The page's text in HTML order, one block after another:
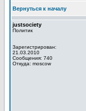
Вернуться к началу
justsociety
Политик
Зарегистрирован:
21.03.2010
Сообщения: 740
Откуда: moscow